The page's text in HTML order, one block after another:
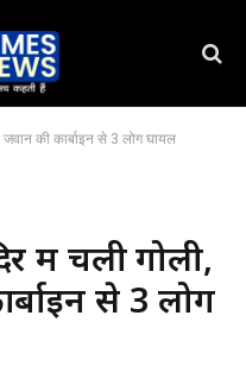
जवान की कार्बाइन से 3 लोग घायल
में चली गोली,
से 3 लोग